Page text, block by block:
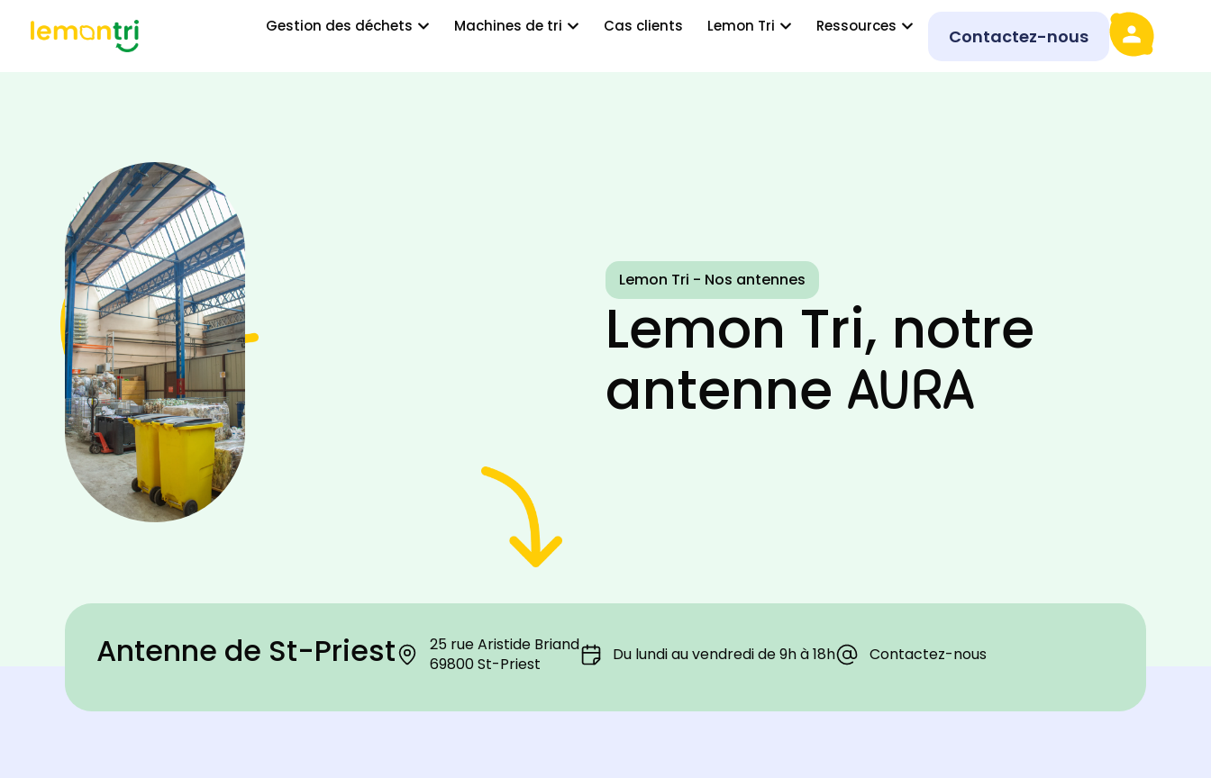
Gestion des déchets Machines de tri Cas clients Lemon Tri Ressources Contactez-nous
Lemon Tri - Nos antennes
Lemon Tri, notre
antenne AURA
Antenne de St-Priest
25 rue Aristide Briand
69800 St-Priest
Du lundi au vendredi de 9h à 18h Contactez-nous